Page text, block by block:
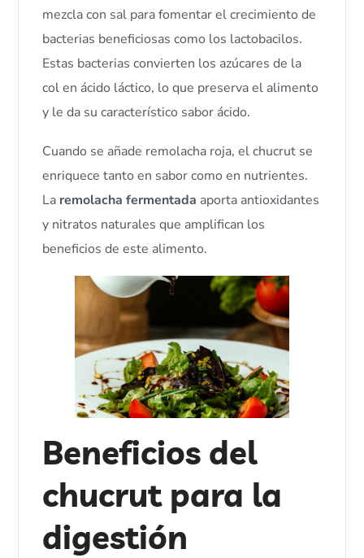
mezcla con sal para fomentar el crecimiento de
bacterias beneficiosas como los lactobacilos.
Estas bacterias convierten los azúcares de la
col en ácido láctico, lo que preserva el alimento
y le da su característico sabor ácido.
Cuando se añade remolacha roja, el chucrut se
enriquece tanto en sabor como en nutrientes.
La remolacha fermentada aporta antioxidantes
y nitratos naturales que amplifican los
beneficios de este alimento.
Beneficios del
chucrut para la
digestión